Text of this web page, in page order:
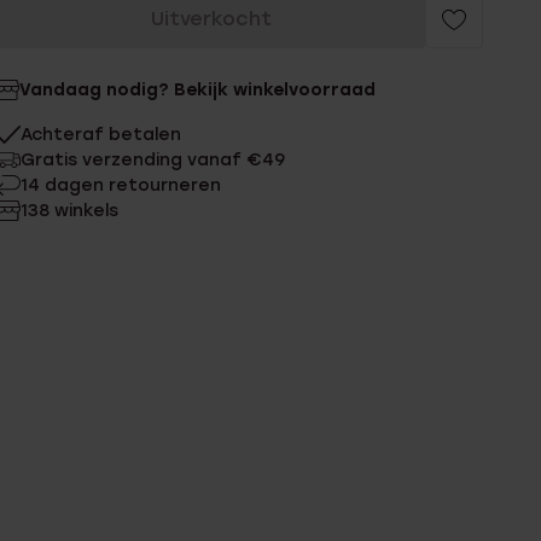
Uitverkocht
Vandaag nodig? Bekijk winkelvoorraad
Achteraf betalen
Gratis verzending vanaf €49
14 dagen retourneren
138 winkels